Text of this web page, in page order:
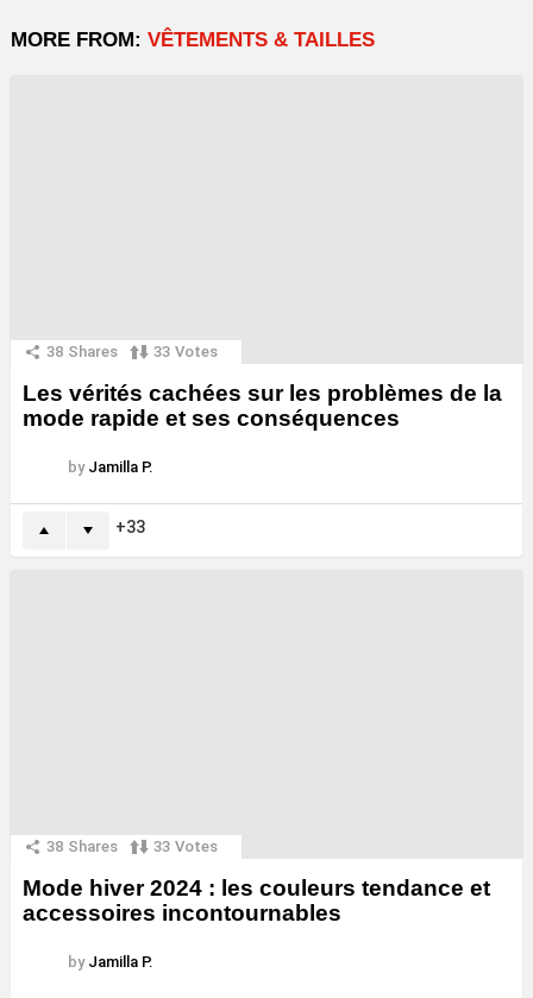
MORE FROM: VÊTEMENTS & TAILLES
38 Shares 33 Votes
Les vérités cachées sur les problèmes de la
mode rapide et ses conséquences
by Jamilla P.
33
38 Shares 33 Votes
Mode hiver 2024 : les couleurs tendance et
accessoires incontournables
by Jamilla P.